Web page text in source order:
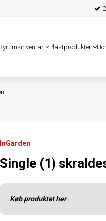
Plastprodukter
InGarden
Single (1)
Køb produktet her